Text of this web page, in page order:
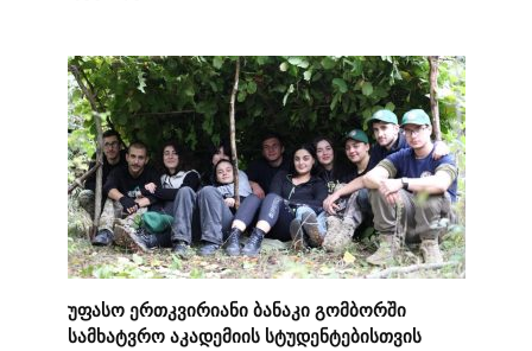
უფასო ერთკვირიანი ბანაკი გომბორში
სამხატვრო აკადემიის სტუდენტებისთვის